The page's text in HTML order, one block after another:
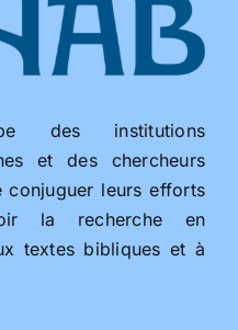
des institutions
et des chercheurs
conjuguer leurs efforts
la recherche en
textes bibliques et à